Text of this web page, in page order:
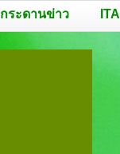
กระดานข่าว ITA